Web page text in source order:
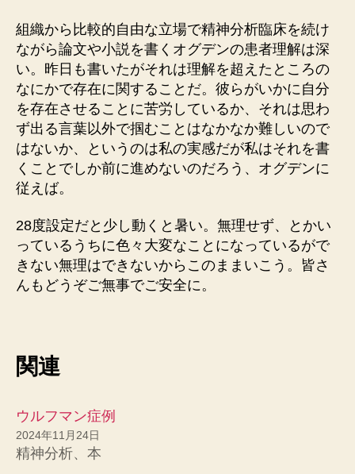
組織から比較的自由な立場で精神分析臨床を続け
ながら論文や小説を書くオグデンの患者理解は深
い。昨日も書いたがそれは理解を超えたところの
なにかで存在に関することだ。彼らがいかに自分
を存在させることに苦労しているか、それは思わ
ず出る言葉以外で掴むことはなかなか難しいので
はないか、というのは私の実感だが私はそれを書
くことでしか前に進めないのだろう、オグデンに
従えば。
28度設定だと少し動くと暑い。無理せず、とかい
っているうちに色々大変なことになっているがで
きない無理はできないからこのままいこう。皆さ
んもどうぞご無事でご安全に。
関連
ウルフマン症例
2024年11月24日
精神分析、本